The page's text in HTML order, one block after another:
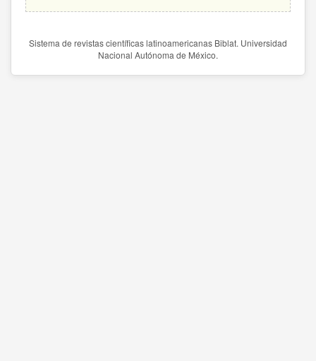
Sistema de revistas científicas latinoamericanas Biblat. Universidad
Nacional Autónoma de México.